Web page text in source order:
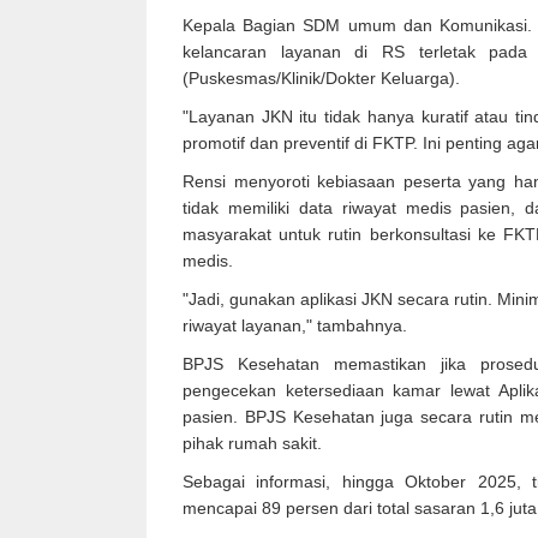
Kepala Bagian SDM umum dan
kelancaran layanan di RS terletak
(Puskesmas/Klinik/Dokter Keluarga).
"Layanan JKN itu tidak hanya kuratif atau
promotif dan preventif di FKTP. Ini penting
Rensi menyoroti kebiasaan peserta yang
tidak memiliki data riwayat medis pasien,
masyarakat untuk rutin berkonsultasi ke
medis.
"Jadi, gunakan aplikasi JKN secara rutin.
riwayat layanan," tambahnya.
BPJS Kesehatan memastikan jika
pengecekan ketersediaan kamar lewat
pasien. BPJS Kesehatan juga secara rutin
pihak rumah sakit.
Sebagai informasi, hingga Oktober 2025,
mencapai 89 persen dari total sasaran 1,6